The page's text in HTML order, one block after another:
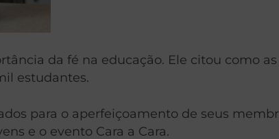
da fé na educação. Ele citou como
estudantes.
para o aperfeiçoamento de seus
e o evento Cara a Cara.